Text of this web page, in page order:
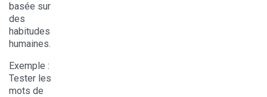
basée sur
des
habitudes
humaines.
Exemple :
Tester les
mots de